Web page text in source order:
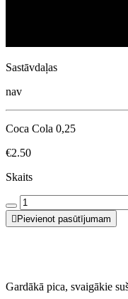
Sastāvdaļas
nav
Coca Cola 0,25
€2.50
Skaits
Pievienot pasūtījumam
Gardākā pica, svaigākie